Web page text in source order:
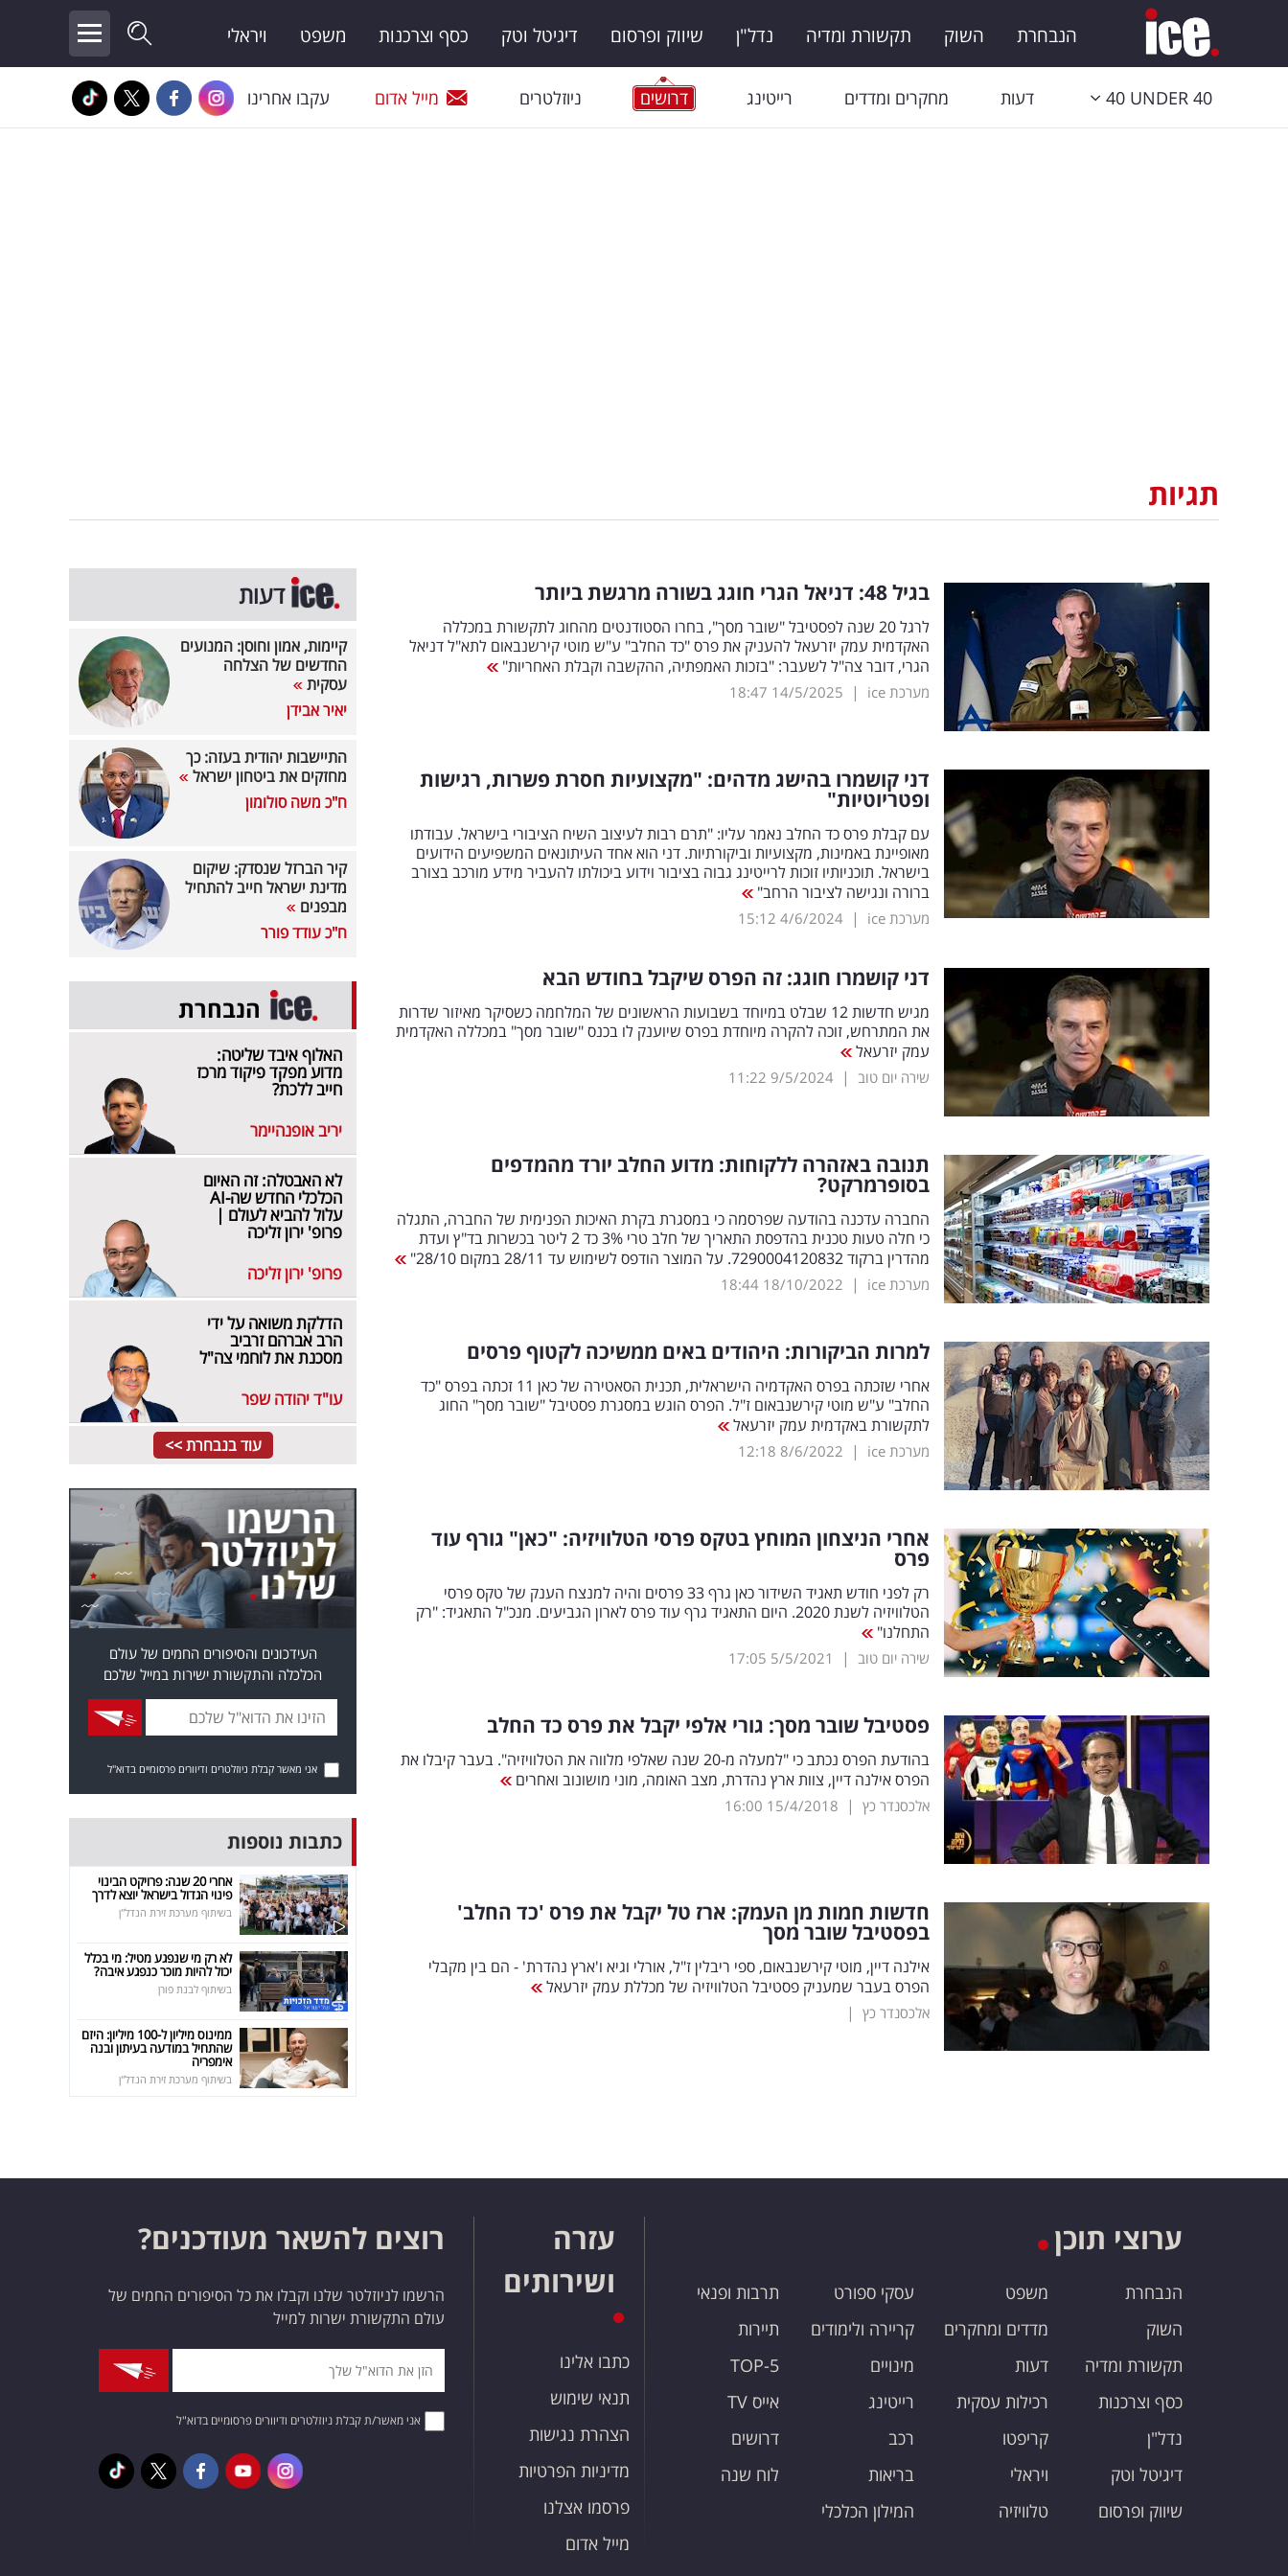
הנבחרת השוק תקשורת ומדיה נדל"ן שיווק ופרסום דיגיטל וטק כסף וצרכנות משפט ויראלי
40 UNDER 40 דעות מחקרים ומדדים רייטינג דרושים ניוזלטרים מייל אדום עקבו אחרינו
תגיות
בגיל 48: דניאל הגרי חוגג בשורה מרגשת ביותר
לרגל 20 שנה לפסטיבל "שובר מסך", בחרו הסטודנטים מהחוג לתקשורת במכללה
האקדמית עמק יזרעאל להעניק את פרס "כד החלב" ע"ש מוטי קירשנבאום לתא"ל דניאל
הגרי, דובר צה"ל לשעבר: "בזכות האמפתיה, ההקשבה וקבלת האחריות"
מערכת ice |
14/5/2025
18:47
דני קושמרו בהישג מדהים: "מקצועיות חסרת פשרות, רגישות
ופטריוטיות"
עם קבלת פרס כד החלב נאמר עליו: "תרם רבות לעיצוב השיח הציבורי בישראל. עבודתו
מאופיינת באמינות, מקצועיות וביקורתיות. דני הוא אחד העיתונאים המשפיעים הידועים
בישראל. תוכניותיו זוכות לרייטינג גבוה בציבור וידוע ביכולתו להעביר מידע מורכב בצורב
ברורה ונגישה לציבור הרחב"
מערכת ice |
4/6/2024
15:12
דני קושמרו חוגג: זה הפרס שיקבל בחודש הבא
מגיש חדשות 12 שבלט במיוחד בשבועות הראשונים של המלחמה כשסיקר מאיזור שדרות
את המתרחש, זוכה להקרה מיוחדת בפרס שיוענק לו בכנס "שובר מסך" במכללה האקדמית
עמק יזרעאל
שירה יום טוב |
9/5/2024
11:22
תנובה באזהרה ללקוחות: מדוע החלב יורד מהמדפים
בסופרמרקט?
החברה עדכנה בהודעה שפרסמה כי במסגרת בקרת האיכות הפנימית של החברה, התגלה
כי חלה טעות טכנית בהדפסת התאריך של חלב טרי 3% כד 2 ליטר בכשרות בד"ץ ועדת
מהדרין ברקוד 7290004120832. על המוצר הודפס לשימוש עד 28/11 במקום 28/10"
מערכת ice |
18/10/2022
18:44
למרות הביקורות: היהודים באים ממשיכה לקטוף פרסים
אחרי שזכתה בפרס האקדמיה הישראלית, תכנית הסאטירה של כאן 11 זכתה בפרס "כד
החלב" ע"ש מוטי קירשנבאום ז"ל. הפרס הוגש במסגרת פסטיבל "שובר מסך" החוג
לתקשורת באקדמית עמק יזרעאל
מערכת ice |
8/6/2022
12:18
אחרי הניצחון המוחץ בטקס פרסי הטלוויזיה: "כאן" גורף עוד
פרס
רק לפני חודש תאגיד השידור כאן גרף 33 פרסים והיה למנצח הענק של טקס פרסי
הטלוויזיה לשנת 2020. היום התאגיד גרף עוד פרס לארון הגביעים. מנכ"ל התאגיד: "רק
התחלנו"
שירה יום טוב |
5/5/2021
17:05
פסטיבל שובר מסך: גורי אלפי יקבל את פרס כד החלב
בהודעת הפרס נכתב כי "למעלה מ-20 שנה שאלפי מלווה את הטלוויזיה". בעבר קיבלו את
הפרס אילנה דיין, צוות ארץ נהדרת, מצב האומה, מוני מושונוב ואחרים
אלכסנדר כץ |
15/4/2018
16:00
חדשות חמות מן העמק: ארז טל יקבל את פרס 'כד החלב'
בפסטיבל שובר מסך
אילנה דיין, מוטי קירשנבאום, ספי ריבלין ז"ל, אורלי וגיא ו'ארץ נהדרת' - הם בין מקבלי
הפרס בעבר שמעניק פסטיבל הטלוויזיה של מכללת עמק יזרעאל
אלכסנדר כץ |
דעות
קיימות, אמון וחוסן: המנועים
החדשים של הצלחה
עסקית
יאיר אבידן
התיישבות יהודית בעזה: כך
מחזקים את ביטחון ישראל
ח"כ משה סולומון
קיר הברזל שנסדק: שיקום
מדינת ישראל חייב להתחיל
מבפנים
ח"כ עודד פורר
הנבחרת
האלוף איבד שליטה:
מדוע מפקד פיקוד מרכז
חייב ללכת?
יריב אופנהיימר
לא האבטלה: זה האיום
הכלכלי החדש שה-AI
עלול להביא לעולם |
פרופ' ירון זליכה
פרופ' ירון זליכה
הדלקת משואה על ידי
הרב אברהם זרביב
מסכנת את לוחמי צה"ל
עו"ד יהודה שפר
עוד בנבחרת >>
העידכונים והסיפורים החמים של עולם
הכלכלה והתקשורת ישירות במייל שלכם
אני מאשר קבלת ניוזלטרים ודיוורים פרסומיים בדוא"ל
כתבות נוספות
אחרי 20 שנה: פרויקט הבינוי
פינוי הגדול בישראל יוצא לדרך
בשיתוף מערכת זירת הנדל"ן
לא רק מי שנפגע מטיל: מי בכלל
יכול להיות מוכר כנפגע איבה?
בשיתוף לבנת פורן
ממינוס מיליון ל-100 מיליון: היזם
שהתחיל במודעה בעיתון ובנה
אימפריה
בשיתוף מערכת זירת הנדל"ן
ערוצי תוכן
הנבחרת
השוק
תקשורת ומדיה
כסף וצרכנות
נדל"ן
דיגיטל וטק
שיווק ופרסום
משפט
מדדים ומחקרים
דעות
רכילות עסקית
קריפטו
ויראלי
טלוויזיה
עסקי ספורט
קריירה ולימודים
מינויים
רייטינג
רכב
בריאות
המילון הכלכלי
תרבות ופנאי
תיירות
TOP-5
אייס TV
דרושים
לוח שנה
עזרה
ושירותים
כתבו אלינו
תנאי שימוש
הצהרת נגישות
מדיניות הפרטיות
פרסמו אצלנו
מייל אדום
רוצים להשאר מעודכנים?
הרשמו לניוזלטר שלנו וקבלו את כל הסיפורים החמים של
עולם התקשורת ישרות למייל
אני מאשר/ת קבלת ניוזלטרים ודיוורים פרסומיים בדוא"ל